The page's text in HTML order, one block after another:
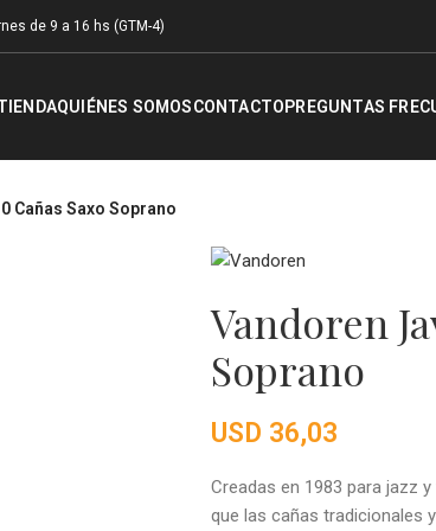
de 9 a 16 hs (GTM-4)
QUIÉNES SOMOSCONTACTOPREGUNTAS
Cañas Saxo Soprano
Vandoren
Soprano
USD 36,03
Creadas en 1983 para jazz
que las cañas tradicionales